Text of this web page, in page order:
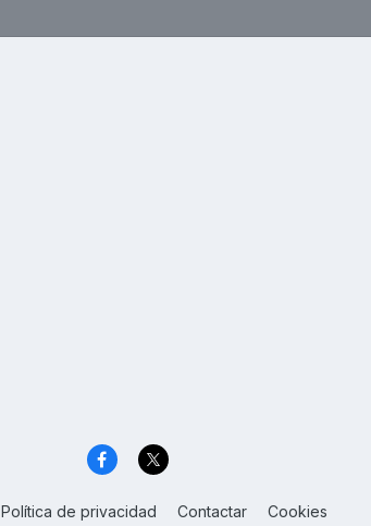
Política de privacidad Contactar Cookies